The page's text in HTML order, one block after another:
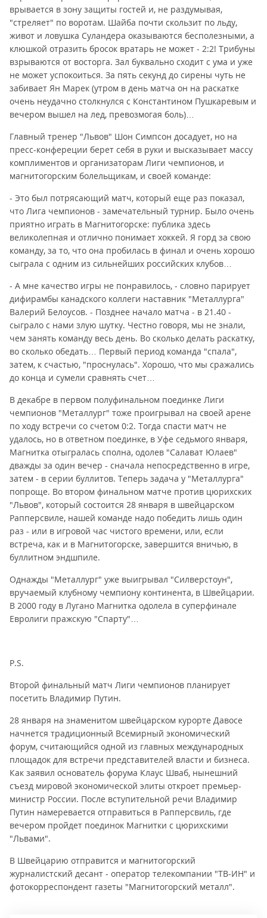
врывается в зону защиты гостей и, не раздумывая,
"стреляет" по воротам. Шайба почти скользит по льду,
живот и ловушка Суландера оказываются бесполезными, а
клюшкой отразить бросок вратарь не может - 2:2! Трибуны
взрываются от восторга. Зал буквально сходит с ума и уже
не может успокоиться. За пять секунд до сирены чуть не
забивает Ян Марек (утром в день матча он на раскатке
очень неудачно столкнулся с Константином Пушкаревым и
вечером вышел на лед, превозмогая боль)…
Главный тренер "Львов" Шон Симпсон досадует, но на
пресс-конфереции берет себя в руки и высказывает массу
комплиментов и организаторам Лиги чемпионов, и
магнитогорским болельщикам, и своей команде:
- Это был потрясающий матч, который еще раз показал,
что Лига чемпионов - замечательный турнир. Было очень
приятно играть в Магнитогорске: публика здесь
великолепная и отлично понимает хоккей. Я горд за свою
команду, за то, что она пробилась в финал и очень хорошо
сыграла с одним из сильнейших российских клубов…
- А мне качество игры не понравилось, - словно парирует
дифирамбы канадского коллеги наставник "Металлурга"
Валерий Белоусов. - Позднее начало матча - в 21.40 -
сыграло с нами злую шутку. Честно говоря, мы не знали,
чем занять команду весь день. Во сколько делать раскатку,
во сколько обедать… Первый период команда "спала",
затем, к счастью, "проснулась". Хорошо, что мы сражались
до конца и сумели сравнять счет…
В декабре в первом полуфинальном поединке Лиги
чемпионов "Металлург" тоже проигрывал на своей арене
по ходу встречи со счетом 0:2. Тогда спасти матч не
удалось, но в ответном поединке, в Уфе седьмого января,
Магнитка отыгралась сполна, одолев "Салават Юлаев"
дважды за один вечер - сначала непосредственно в игре,
затем - в серии буллитов. Теперь задача у "Металлурга"
попроще. Во втором финальном матче против цюрихских
"Львов", который состоится 28 января в швейцарском
Рапперсвиле, нашей команде надо победить лишь один
раз - или в игровой час чистого времени, или, если
встреча, как и в Магнитогорске, завершится вничью, в
буллитном эндшпиле.
Однажды "Металлург" уже выигрывал "Силверстоун",
вручаемый клубному чемпиону континента, в Швейцарии.
В 2000 году в Лугано Магнитка одолела в суперфинале
Евролиги пражскую "Спарту"…
P.S.
Второй финальный матч Лиги чемпионов планирует
посетить Владимир Путин.
28 января на знаменитом швейцарском курорте Давосе
начнется традиционный Всемирный экономический
форум, считающийся одной из главных международных
площадок для встречи представителей власти и бизнеса.
Как заявил основатель форума Клаус Шваб, нынешний
съезд мировой экономической элиты откроет премьер-
министр России. После вступительной речи Владимир
Путин намеревается отправиться в Рапперсвиль, где
вечером пройдет поединок Магнитки с цюрихскими
"Львами".
В Швейцарию отправится и магнитогорский
журналистский десант - оператор телекомпании "ТВ-ИН" и
фотокорреспондент газеты "Магнитогорский металл".